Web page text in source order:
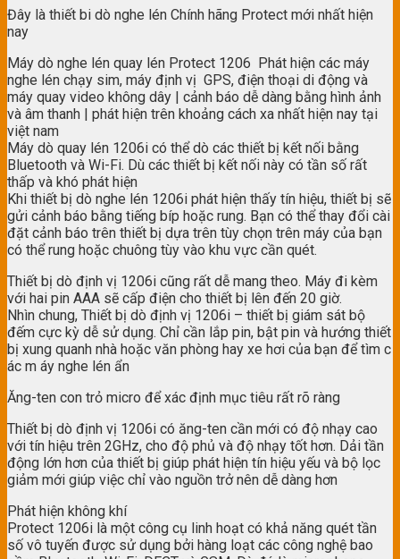
Đây là thiết bi dò nghe lén Chính hãng Protect mới nhất hiện
nay
Máy dò nghe lén quay lén Protect 1206 Phát hiện các máy
nghe lén chạy sim, máy định vị GPS, điện thoại di động và
máy quay video không dây | cảnh báo dễ dàng bằng hình ảnh
và âm thanh | phát hiện trên khoảng cách xa nhất hiện nay tại
việt nam
Máy dò quay lén 1206i có thể dò các thiết bị kết nối bằng
Bluetooth và Wi-Fi. Dù các thiết bị kết nối này có tần số rất
thấp và khó phát hiện
Khi thiết bị dò nghe lén 1206i phát hiện thấy tín hiệu, thiết bị sẽ
gửi cảnh báo bằng tiếng bíp hoặc rung. Bạn có thể thay đổi cài
đặt cảnh báo trên thiết bị dựa trên tùy chọn trên máy của bạn
có thể rung hoặc chuông tùy vào khu vực cần quét.
Thiết bị dò định vị 1206i cũng rất dễ mang theo. Máy đi kèm
với hai pin AAA sẽ cấp điện cho thiết bị lên đến 20 giờ.
Nhìn chung, Thiết bị dò định vị 1206i – thiết bị giám sát bộ
đếm cực kỳ dễ sử dụng. Chỉ cần lắp pin, bật pin và hướng thiết
bị xung quanh nhà hoặc văn phòng hay xe hơi của bạn để tìm c
ác m áy nghe lén ẩn
Ăng-ten con trỏ micro để xác định mục tiêu rất rõ ràng
Thiết bị dò định vị 1206i có ăng-ten cần mới có độ nhạy cao
với tín hiệu trên 2GHz, cho độ phủ và độ nhạy tốt hơn. Dải tần
động lớn hơn của thiết bị giúp phát hiện tín hiệu yếu và bộ lọc
giảm mới giúp việc chỉ vào nguồn trở nên dễ dàng hơn
Phát hiện không khí
Protect 1206i là một công cụ linh hoạt có khả năng quét tần
số vô tuyến được sử dụng bởi hàng loạt các công nghệ bao